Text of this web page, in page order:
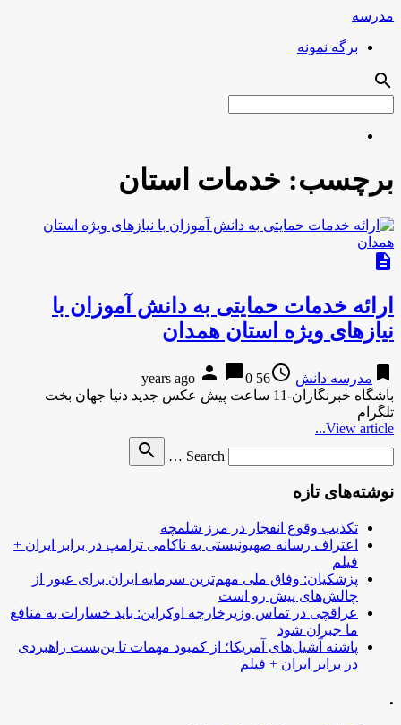
مدرسه
برگه نمونه
search
برچسب: خدمات استان
description
ارائه خدمات حمایتی به دانش آموزان با
نیازهای ویژه استان همدان
bookmark مدرسه دانش access_time
56 years ago
person chat_bubble0
باشگاه خبرنگاران-11 ساعت پیش عکس جدید دنیا جهان بخت
تلگرام
View article...
Search …
search
نوشته‌های تازه
تکذیب وقوع انفجار در مرز شلمچه
اعتراف رسانه صهیونیستی به ناکامی ترامپ در برابر ایران +
فیلم
پزشکیان: وفاق ملی مهم‌ترین سرمایه ایران برای عبور از
چالش‌های پیش رو است
عراقچی در تماس وزیرخارجه اوکراین: باید خسارات به منافع
ما جبران شود
پاشنه آشیل‌های آمریکا؛ از کمبود مهمات تا بن‌بست راهبردی
در برابر ایران + فیلم
.